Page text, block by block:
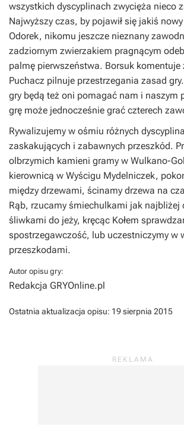
wszystkich dyscyplinach zwycięża nieco
Najwyższy czas, by pojawił się jakiś
Odorek, nikomu jeszcze nieznany
zadziornym zwierzakiem pragnącym
palmę pierwszeństwa. Borsuk komentuje
Puchacz pilnuje przestrzegania zasad
gry będą też oni pomagać nam i naszym
grę może jednocześnie grać czterech
Rywalizujemy w ośmiu różnych
zaskakujących i zabawnych przeszkód.
olbrzymich kamieni gramy w Wulkano-
kierownicą w Wyścigu Mydelniczek,
między drzewami, ścinamy drzewa na
Rąb, rzucamy śmiechulkami jak najbliżej
śliwkami do jeży, kręcąc Kołem
spostrzegawczość, lub uczestniczymy w
przeszkodami.
Autor opisu gry:
Redakcja GRYOnline.pl
Ostatnia aktualizacja opisu: 19 sierpnia 2015